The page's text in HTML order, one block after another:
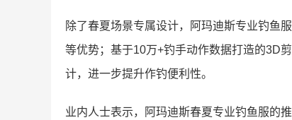
除了春夏场景专属设计，阿玛迪斯专业钓鱼
等优势；基于10万+钓手动作数据打造的3D
计，进一步提升作钓便利性。
业内人士表示，阿玛迪斯春夏专业钓鱼服的